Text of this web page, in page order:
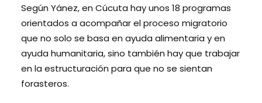
Según Yánez, en Cúcuta hay unos 18 programas
orientados a acompañar el proceso migratorio
que no solo se basa en ayuda alimentaria y en
ayuda humanitaria, sino también hay que trabajar
en la estructuración para que no se sientan
forasteros.